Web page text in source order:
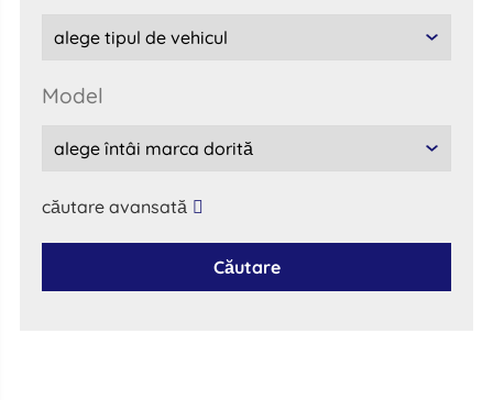
model
căutare avansată
Căutare